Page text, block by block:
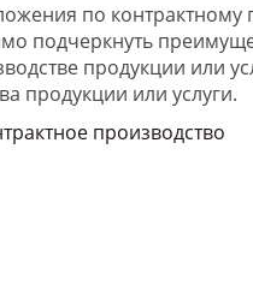
по
подчеркнуть
продукции или
продукции или услуги.
производство